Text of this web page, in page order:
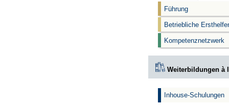
Führung
Betriebliche
Kompetenznetzwerk
Weiterbildungen à
Inhouse-Schulungen